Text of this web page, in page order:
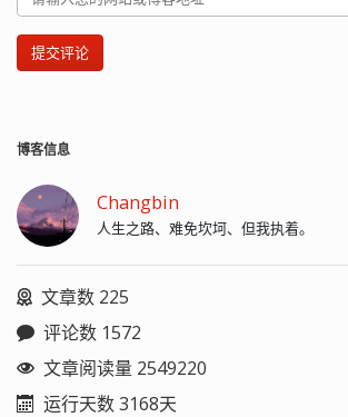
提交评论
博客信息
Changbin
人生之路、难免坎坷、但我执着。
文章数 225
评论数 1572
文章阅读量 2549220
运行天数 3168天